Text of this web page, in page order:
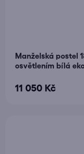
Manželská postel
osvětlením bílá
11 050 Kč